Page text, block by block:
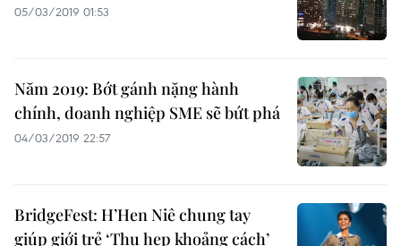
05/03/2019 01:53
Năm 2019: Bớt gánh nặng hành
chính, doanh nghiệp SME sẽ bứt phá
04/03/2019 22:57
BridgeFest: H’Hen Niê chung tay
giúp giới trẻ ‘Thu hẹp khoảng cách’